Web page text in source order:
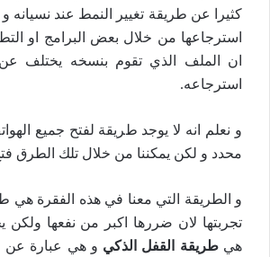
كثيرا عن طريقة تغيير النمط عند نسيانه
استرجاعها من خلال بعض البرامج او
ان الملف الذي تقوم بنسخه يختلف
استرجاعه.
و نعلم انه لا يوجد طريقة لفتح جميع
محدد و لكن يمكننا من خلال تلك الطرق
و الطريقة التي معنا في هذه الفقرة
تجربتها لان ضررها اكبر من نفعها ولكن
هي طريقة القفل الذكي و هي عبارة عن